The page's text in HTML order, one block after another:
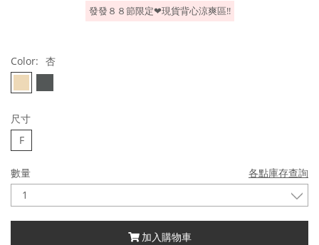
發發８８節限定❤︎現貨背心涼爽區!!
Color: 杏
尺寸
F
數量 各點庫存查詢
加入購物車